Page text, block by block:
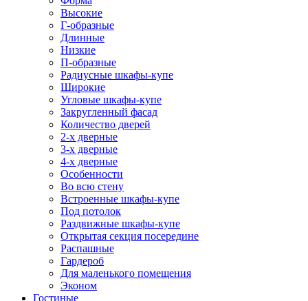
Высокие
Г-образные
Длинные
Низкие
П-образные
Радиусные шкафы-купе
Широкие
Угловые шкафы-купе
Закругленный фасад
Количество дверей
2-х дверные
3-х дверные
4-х дверные
Особенности
Во всю стену
Встроенные шкафы-купе
Под потолок
Раздвижные шкафы-купе
Открытая секция посередине
Распашные
Гардероб
Для маленького помещения
Эконом
Гостиные